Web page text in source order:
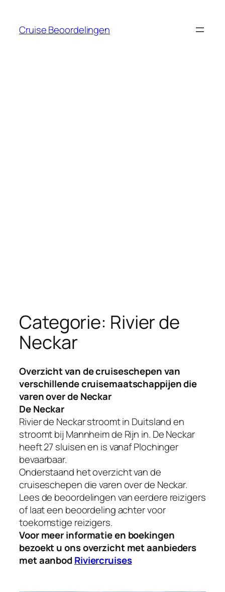
Cruise Beoordelingen
Categorie: Rivier de
Neckar
Overzicht van de cruiseschepen van
verschillende cruisemaatschappijen die
varen over de Neckar
De Neckar
Rivier de Neckar stroomt in Duitsland en
stroomt bij Mannheim de Rijn in. De Neckar
heeft 27 sluisen en is vanaf Plochinger
bevaarbaar.
Onderstaand het overzicht van de
cruiseschepen die varen over de Neckar.
Lees de beoordelingen van eerdere reizigers
of laat een beoordeling achter voor
toekomstige reizigers.
Voor meer informatie en boekingen
bezoekt u ons overzicht met aanbieders
met aanbodRiviercruises